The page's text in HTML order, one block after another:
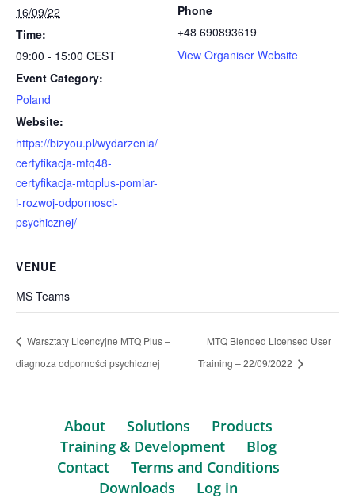
16/09/22
Time:
09:00 - 15:00 CEST
Event Category:
Poland
Website:
https://bizyou.pl/wydarzenia/
certyfikacja-mtq48-
certyfikacja-mtqplus-pomiar-
i-rozwoj-odpornosci-
psychicznej/
Phone
+48 690893619
View Organiser Website
VENUE
MS Teams
Warsztaty Licencyjne MTQ Plus –
diagnoza odporności psychicznej
MTQ Blended Licensed User
Training – 22/09/2022
About Solutions
Products
Training & Development
Blog
Contact
Terms and Conditions
Downloads
Log in